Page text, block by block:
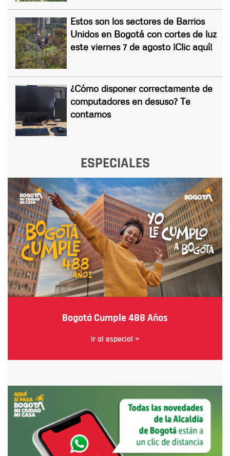
Estos son los sectores de Barrios
Unidos en Bogotá con cortes de luz
este viernes 7 de agosto ¡Clic aquí!
¿Cómo disponer correctamente de
computadores en desuso? Te
contamos
ESPECIALES
Bogotá Cumple 488 Años
Ir al especial >